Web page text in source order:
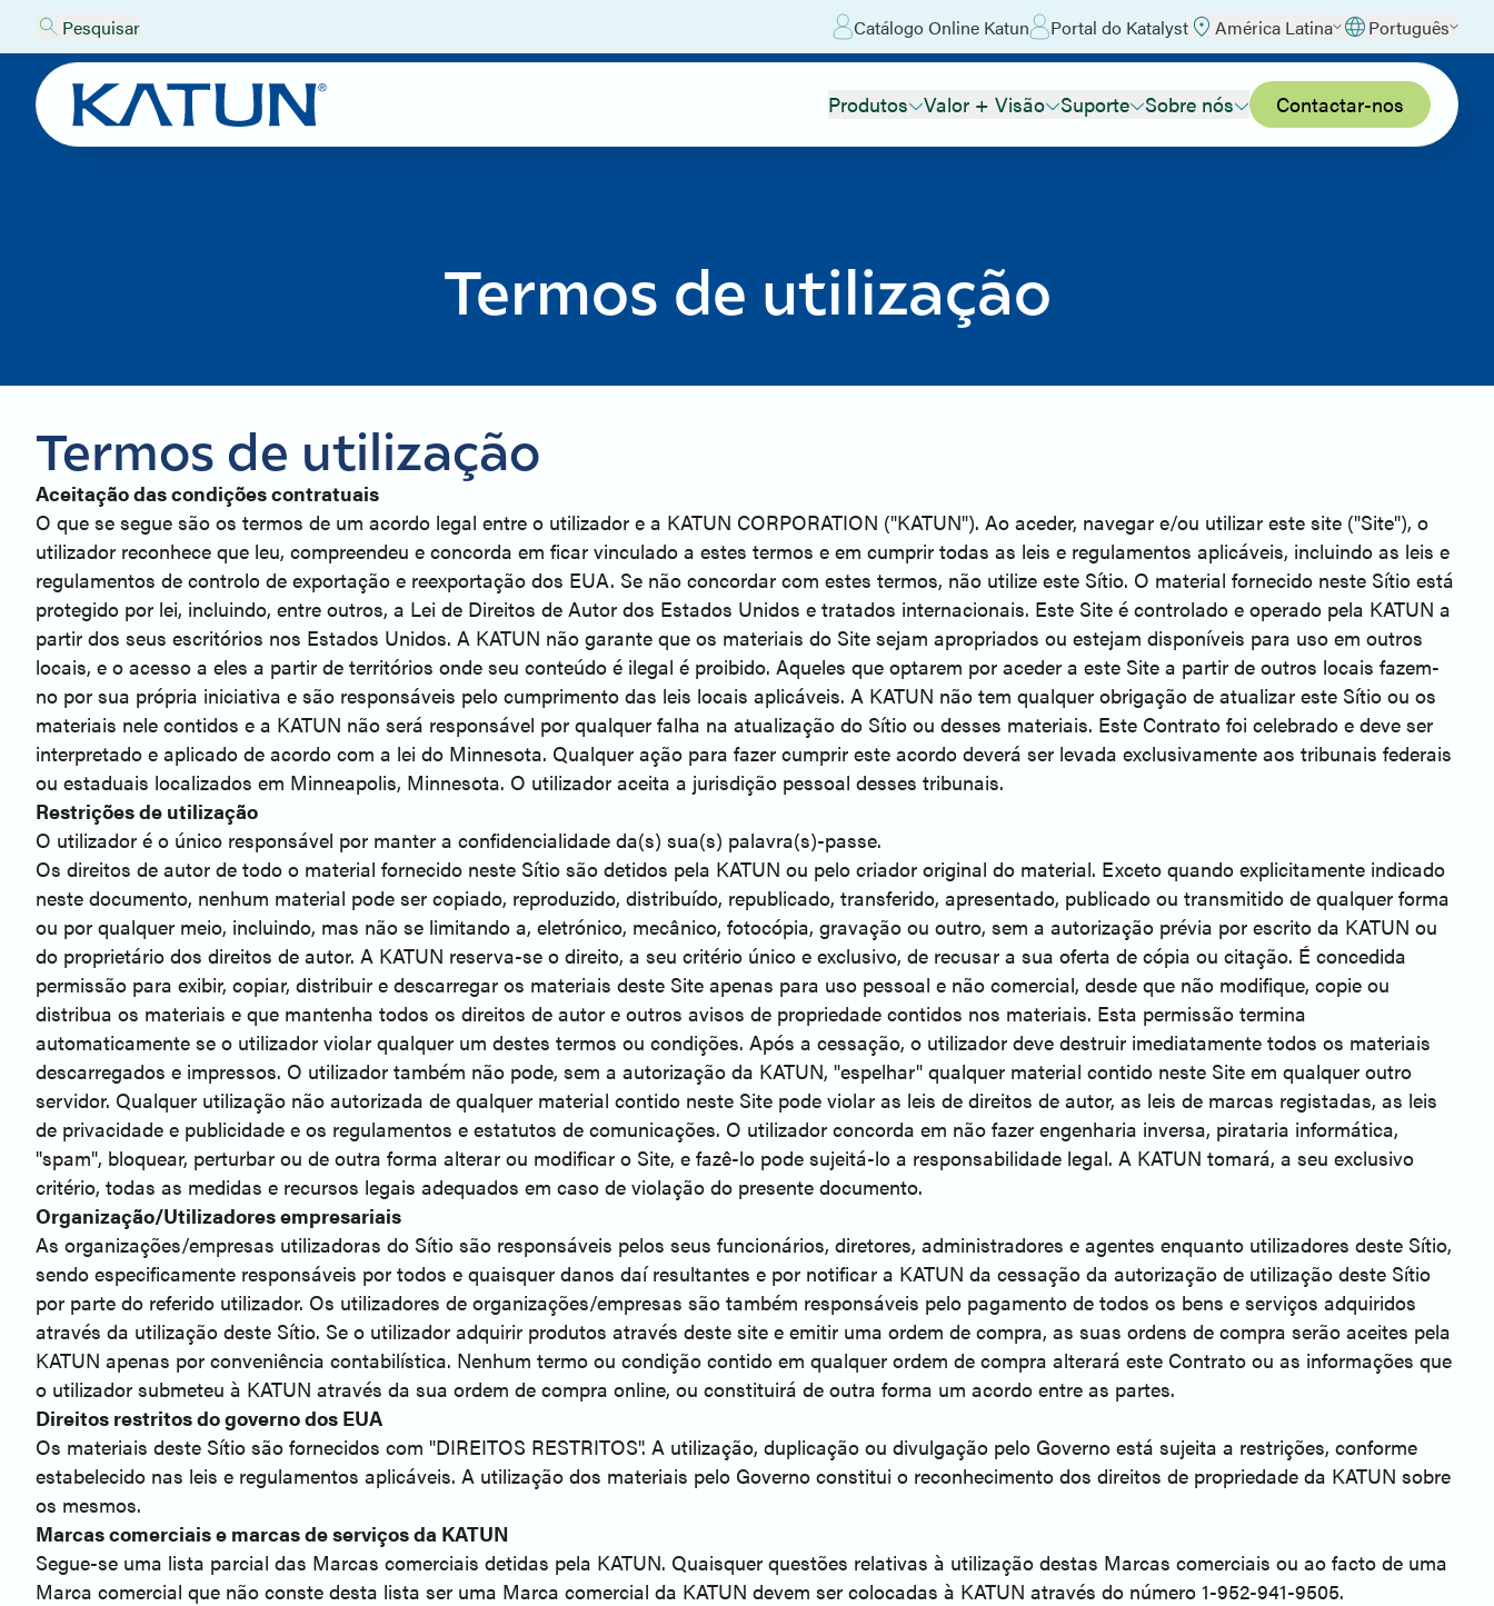
Pesquisar Catálogo Online Katun Portal do Katalyst América Latina Português
Produtos Valor + Visão Suporte Sobre nós Contactar-nos
Termos de utilização
Termos de utilização
Aceitação das condições contratuais
O que se segue são os termos de um acordo legal entre o utilizador e a KATUN CORPORATION ("KATUN"). Ao aceder, navegar e/ou utilizar este site ("Site"), o
utilizador reconhece que leu, compreendeu e concorda em ficar vinculado a estes termos e em cumprir todas as leis e regulamentos aplicáveis, incluindo as leis e
regulamentos de controlo de exportação e reexportação dos EUA. Se não concordar com estes termos, não utilize este Sítio. O material fornecido neste Sítio está
protegido por lei, incluindo, entre outros, a Lei de Direitos de Autor dos Estados Unidos e tratados internacionais. Este Site é controlado e operado pela KATUN a
partir dos seus escritórios nos Estados Unidos. A KATUN não garante que os materiais do Site sejam apropriados ou estejam disponíveis para uso em outros
locais, e o acesso a eles a partir de territórios onde seu conteúdo é ilegal é proibido. Aqueles que optarem por aceder a este Site a partir de outros locais fazem-
no por sua própria iniciativa e são responsáveis pelo cumprimento das leis locais aplicáveis. A KATUN não tem qualquer obrigação de atualizar este Sítio ou os
materiais nele contidos e a KATUN não será responsável por qualquer falha na atualização do Sítio ou desses materiais. Este Contrato foi celebrado e deve ser
interpretado e aplicado de acordo com a lei do Minnesota. Qualquer ação para fazer cumprir este acordo deverá ser levada exclusivamente aos tribunais federais
ou estaduais localizados em Minneapolis, Minnesota. O utilizador aceita a jurisdição pessoal desses tribunais.
Restrições de utilização
O utilizador é o único responsável por manter a confidencialidade da(s) sua(s) palavra(s)-passe.
Os direitos de autor de todo o material fornecido neste Sítio são detidos pela KATUN ou pelo criador original do material. Exceto quando explicitamente indicado
neste documento, nenhum material pode ser copiado, reproduzido, distribuído, republicado, transferido, apresentado, publicado ou transmitido de qualquer forma
ou por qualquer meio, incluindo, mas não se limitando a, eletrónico, mecânico, fotocópia, gravação ou outro, sem a autorização prévia por escrito da KATUN ou
do proprietário dos direitos de autor. A KATUN reserva-se o direito, a seu critério único e exclusivo, de recusar a sua oferta de cópia ou citação. É concedida
permissão para exibir, copiar, distribuir e descarregar os materiais deste Site apenas para uso pessoal e não comercial, desde que não modifique, copie ou
distribua os materiais e que mantenha todos os direitos de autor e outros avisos de propriedade contidos nos materiais. Esta permissão termina
automaticamente se o utilizador violar qualquer um destes termos ou condições. Após a cessação, o utilizador deve destruir imediatamente todos os materiais
descarregados e impressos. O utilizador também não pode, sem a autorização da KATUN, "espelhar" qualquer material contido neste Site em qualquer outro
servidor. Qualquer utilização não autorizada de qualquer material contido neste Site pode violar as leis de direitos de autor, as leis de marcas registadas, as leis
de privacidade e publicidade e os regulamentos e estatutos de comunicações. O utilizador concorda em não fazer engenharia inversa, pirataria informática,
"spam", bloquear, perturbar ou de outra forma alterar ou modificar o Site, e fazê-lo pode sujeitá-lo a responsabilidade legal. A KATUN tomará, a seu exclusivo
critério, todas as medidas e recursos legais adequados em caso de violação do presente documento.
Organização/Utilizadores empresariais
As organizações/empresas utilizadoras do Sítio são responsáveis pelos seus funcionários, diretores, administradores e agentes enquanto utilizadores deste Sítio,
sendo especificamente responsáveis por todos e quaisquer danos daí resultantes e por notificar a KATUN da cessação da autorização de utilização deste Sítio
por parte do referido utilizador. Os utilizadores de organizações/empresas são também responsáveis pelo pagamento de todos os bens e serviços adquiridos
através da utilização deste Sítio. Se o utilizador adquirir produtos através deste site e emitir uma ordem de compra, as suas ordens de compra serão aceites pela
KATUN apenas por conveniência contabilística. Nenhum termo ou condição contido em qualquer ordem de compra alterará este Contrato ou as informações que
o utilizador submeteu à KATUN através da sua ordem de compra online, ou constituirá de outra forma um acordo entre as partes.
Direitos restritos do governo dos EUA
Os materiais deste Sítio são fornecidos com "DIREITOS RESTRITOS". A utilização, duplicação ou divulgação pelo Governo está sujeita a restrições, conforme
estabelecido nas leis e regulamentos aplicáveis. A utilização dos materiais pelo Governo constitui o reconhecimento dos direitos de propriedade da KATUN sobre
os mesmos.
Marcas comerciais e marcas de serviços da KATUN
Segue-se uma lista parcial das Marcas comerciais detidas pela KATUN. Quaisquer questões relativas à utilização destas Marcas comerciais ou ao facto de uma
Marca comercial que não conste desta lista ser uma Marca comercial da KATUN devem ser colocadas à KATUN através do número 1-952-941-9505.